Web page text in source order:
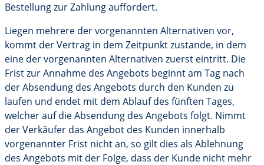
Bestellung zur Zahlung auffordert.
Liegen mehrere der vorgenannten Alternativen vor,
kommt der Vertrag in dem Zeitpunkt zustande, in dem
eine der vorgenannten Alternativen zuerst eintritt. Die
Frist zur Annahme des Angebots beginnt am Tag nach
der Absendung des Angebots durch den Kunden zu
laufen und endet mit dem Ablauf des fünften Tages,
welcher auf die Absendung des Angebots folgt. Nimmt
der Verkäufer das Angebot des Kunden innerhalb
vorgenannter Frist nicht an, so gilt dies als Ablehnung
des Angebots mit der Folge, dass der Kunde nicht mehr